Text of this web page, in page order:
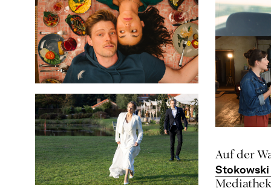
UNCATEGORIZED
Auf der
Stokowski